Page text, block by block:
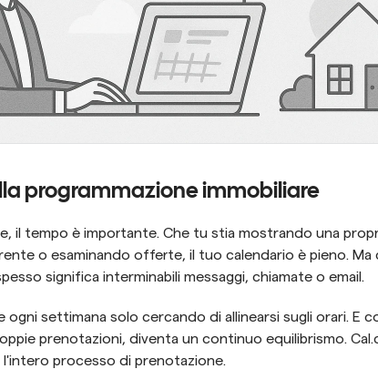
programmazione immobiliare
il tempo è importante. Che tu stia mostrando una
o esaminando offerte, il tuo calendario è pieno. Ma
significa interminabili messaggi, chiamate o email.
ogni settimana solo cercando di allinearsi sugli orari. E
prenotazioni, diventa un continuo equilibrismo.
processo di prenotazione.